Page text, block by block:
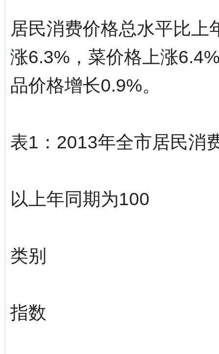
居民消费价格总水平比
涨6.3%，菜价格上涨
品价格增长0.9%。
表1：2013年全市居民消
以上年同期为100
类别
指数